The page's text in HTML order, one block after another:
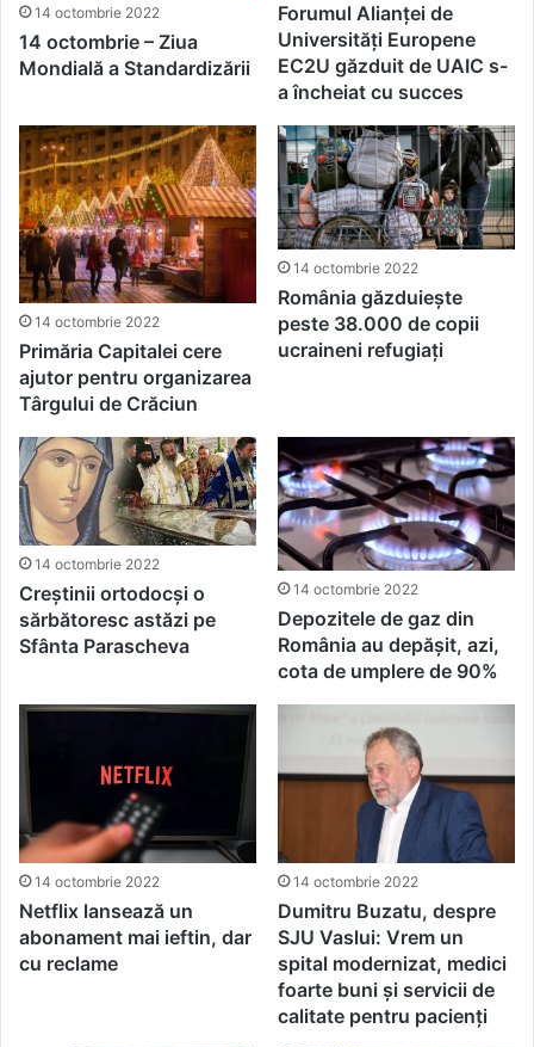
14 octombrie 2022
14 octombrie – Ziua
Mondială a Standardizării
Forumul Alianței de
Universități Europene
EC2U găzduit de UAIC s-
a încheiat cu succes
14 octombrie 2022
Primăria Capitalei cere
ajutor pentru organizarea
Târgului de Crăciun
14 octombrie 2022
România găzduiește
peste 38.000 de copii
ucraineni refugiați
14 octombrie 2022
Creștinii ortodocși o
sărbătoresc astăzi pe
Sfânta Parascheva
14 octombrie 2022
Depozitele de gaz din
România au depășit, azi,
cota de umplere de 90%
14 octombrie 2022
Netflix lansează un
abonament mai ieftin, dar
cu reclame
14 octombrie 2022
Dumitru Buzatu, despre
SJU Vaslui: Vrem un
spital modernizat, medici
foarte buni și servicii de
calitate pentru pacienți